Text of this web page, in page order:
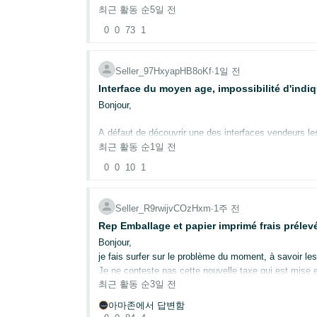
Dans l'attente de leur réponse, pourriez-vous
Merci.
최근 활동 순5일 전
0 0 73 1
Seller_97HxyapHB8oKf∙1일 전
Interface du moyen age, impossibilité
Bonjour,
A défaut de découvrir une des interfaces vendeurs
une multinationale avec 500.000 employés ) à
Il semble que L'interface ne se limite pas à cocher
Il me semble surement envisageable ( sans etre
station géo-spatiale pour atteindre l'autre bout de
douteuse.
최근 활동 순1일 전
0 0 10 1
Seller_R9rwijvCOzHxm∙1주 전
Rep Emballage et papier imprimé frais
Bonjour,
je fais surfer sur le problème du moment, à savoir
Je ne conteste pas cette nouvelle taxe qui est mise
Le droit français n'implique t il pas la non retro-
D'autres vendeurs ont ils eu de frais de REP
최근 활동 순3일 전
아마존에서 답변함